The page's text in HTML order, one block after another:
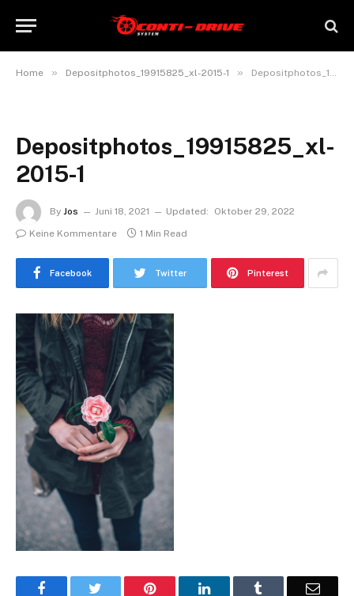
Home » Depositphotos_19915825_xl-2015-1 » Depositphotos_19915825_xl-2015-1
Depositphotos_19915825_xl-
2015-1
By Jos Juni 18, 2021 Updated:
Oktober 29, 2022
Keine Kommentare
1 Min Read
Facebook Twitter Pinterest
Facebook Pinterest LinkedIn Email